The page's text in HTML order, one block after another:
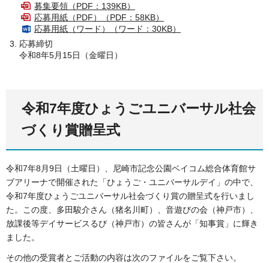
募集要領（PDF：139KB）
応募用紙（PDF）（PDF：58KB）
応募用紙（ワード）（ワード：30KB）
応募締切
令和8年5月15日（金曜日）
令和7年度ひょうごユニバーサル社会
づくり賞贈呈式
令和7年8月9日（土曜日）、尼崎市記念公園ベイコム総合体育館サ
ブアリーナで開催された「ひょうご・ユニバーサルデイ」の中で、
令和7年度ひょうごユニバーサル社会づくり賞の贈呈式を行いまし
た。この度、多田駿介さん（猪名川町）、音遊びの会（神戸市）、
放課後等デイサービスるび（神戸市）の皆さんが「知事賞」に輝き
ました。
その他の受賞者とご活動の内容は次のファイルをご覧下さい。